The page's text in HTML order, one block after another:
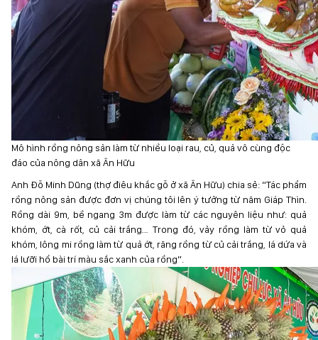
Mô hình rồng nông sản làm từ nhiều loại rau, củ, quả vô cùng độc
đáo của nông dân xã Ân Hữu
Anh Đỗ Minh Dũng (thợ điêu khắc gỗ ở xã Ân Hữu) chia sẻ: “Tác phẩm
rồng nông sản được đơn vị chúng tôi lên ý tưởng từ năm Giáp Thìn.
Rồng dài 9m, bề ngang 3m được làm từ các nguyên liệu như: quả
khóm, ớt, cà rốt, củ cải trắng… Trong đó, vảy rồng làm từ vỏ quả
khóm, lông mi rồng làm từ quả ớt, răng rồng từ củ cải trắng, lá dứa và
lá lưỡi hổ bài trí màu sắc xanh của rồng”.